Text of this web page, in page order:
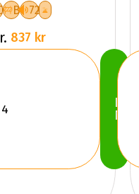
B 72
837 kr
Köp
Nu